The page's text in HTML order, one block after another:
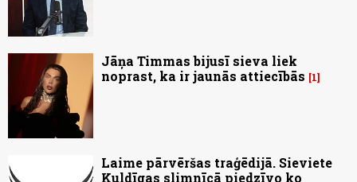
Jāņa Timmas bijusī sieva liek
noprast, ka ir jaunās attiecībās
1
Laime pārvēršas traģēdijā. Sieviete
Kuldīgas slimnīcā piedzīvo ko